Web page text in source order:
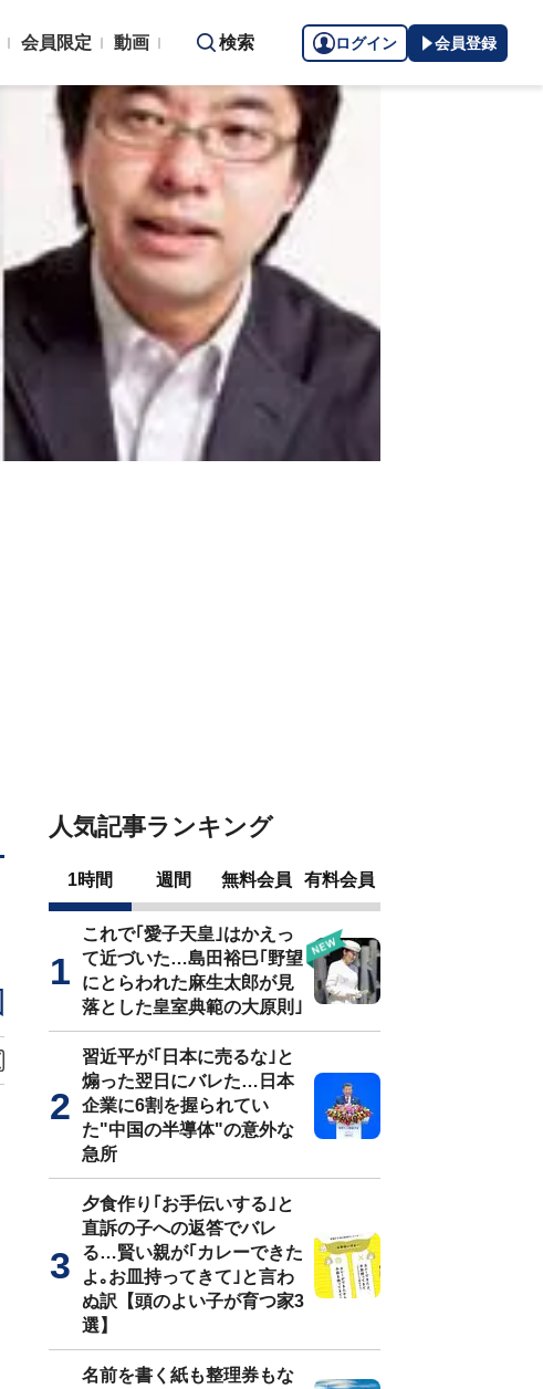
会員限定 動画 検索 ログイン 会員登録
人気記事ランキング
1時間 週間 無料会員 有料会員
これで｢愛子天皇｣はかえっ
て近づいた…島田裕巳｢野望
にとらわれた麻生太郎が見
落とした皇室典範の大原則｣
習近平が｢日本に売るな｣と
煽った翌日にバレた…日本
企業に6割を握られてい
た"中国の半導体"の意外な
急所
夕食作り｢お手伝いする｣と
直訴の子への返答でバレ
る…賢い親が｢カレーできた
よ｡お皿持ってきて｣と言わ
ぬ訳【頭のよい子が育つ家3
選】
名前を書く紙も整理券もな